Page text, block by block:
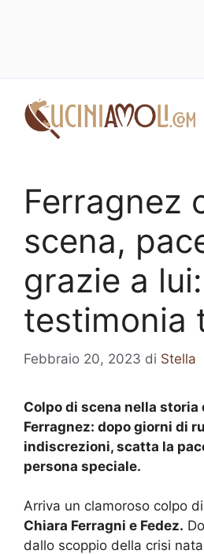
contenuto
Ferragnez
scena,
grazie a
testimonia
Febbraio 20, 2023 di Stella
Colpo di scena nella storia
Ferragnez: dopo giorni di
indiscrezioni, scatta la
persona speciale.
Arriva un clamoroso colpo
Chiara Ferragni e Fedez.
dallo scoppio della crisi